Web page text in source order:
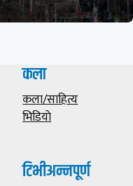
कला
कला/साहित्य
भिडियाे
टिभीअन्नपूर्ण